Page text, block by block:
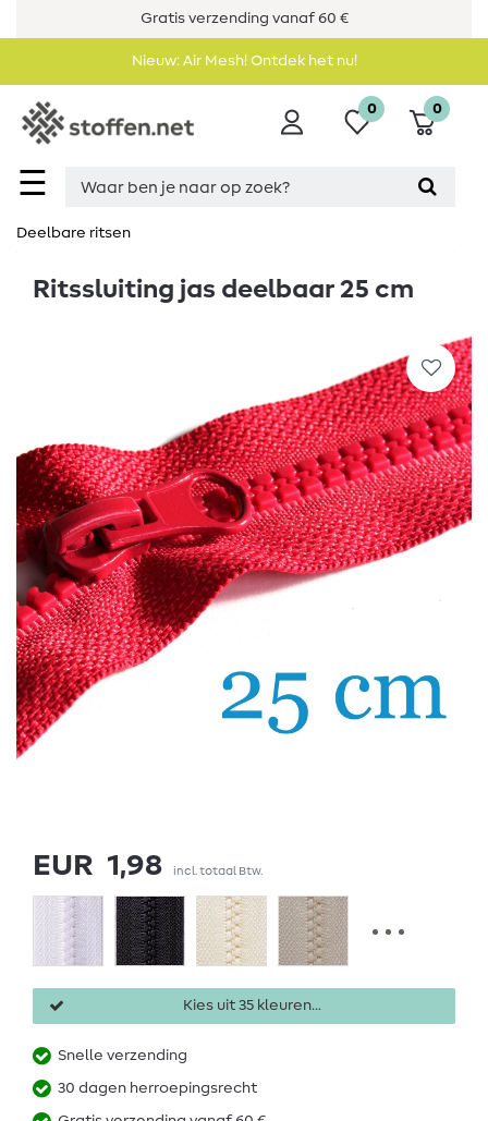
Gratis verzending vanaf 60 €
Nieuw: Air Mesh! Ontdek het nu!
☰
0 0
Deelbare ritsen
Ritssluiting jas deelbaar 25 cm
EUR 1,98 incl. totaal Btw.
Kies uit 35 kleuren...
Snelle verzending
30 dagen herroepingsrecht